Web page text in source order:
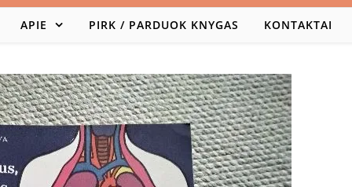
APIE PIRK / PARDUOK KNYGAS KONTAKTAI